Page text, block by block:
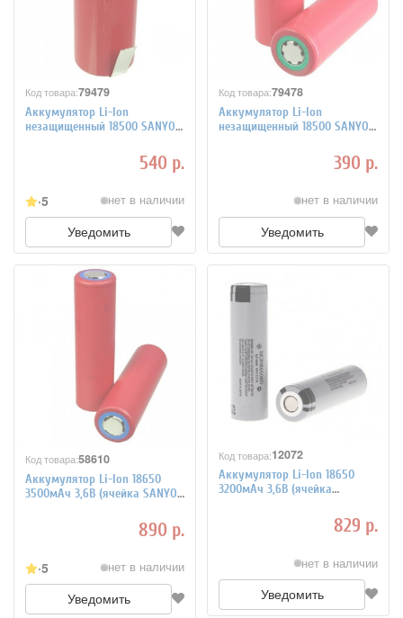
Код товара:79479
Аккумулятор Li-Ion
незащищенный 18500 SANYO
540 р.
5 нет в наличии
Уведомить
Код товара:79478
Аккумулятор Li-Ion
незащищенный 18500 SANYO
390 р.
нет в наличии
Уведомить
Код товара:58610
Аккумулятор Li-Ion 18650
3500мАч 3,6В (ячейка SANYO
NCR18650GA) незащищенный
890 р.
5 нет в наличии
Уведомить
Код товара:12072
Аккумулятор Li-Ion 18650
3200мАч 3,6В (ячейка
Panasonic NCR18650BD)
829 р.
нет в наличии
Уведомить